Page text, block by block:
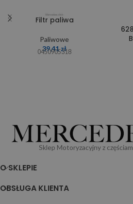
Filtr paliwa
Paliwowe
39,41zł
0450905318
Sklep Motoryzacyjny z
O SKLEPIE
OBSŁUGA KLIENTA